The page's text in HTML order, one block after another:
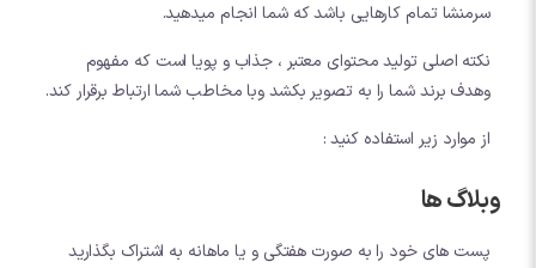
سرمنشا تمام کارهایی باشد که شما انجام میدهید.
نکته اصلی تولید محتوای معتبر ، جذاب و پویا است که مفهوم
وهدف برند شما را به تصویر بکشد وبا مخاطب شما ارتباط برقرار کند.
از موارد زیر استفاده کنید :
وبلاگ ها
پست های خود را به صورت هفتگی و یا ماهانه به اشتراک بگذارید